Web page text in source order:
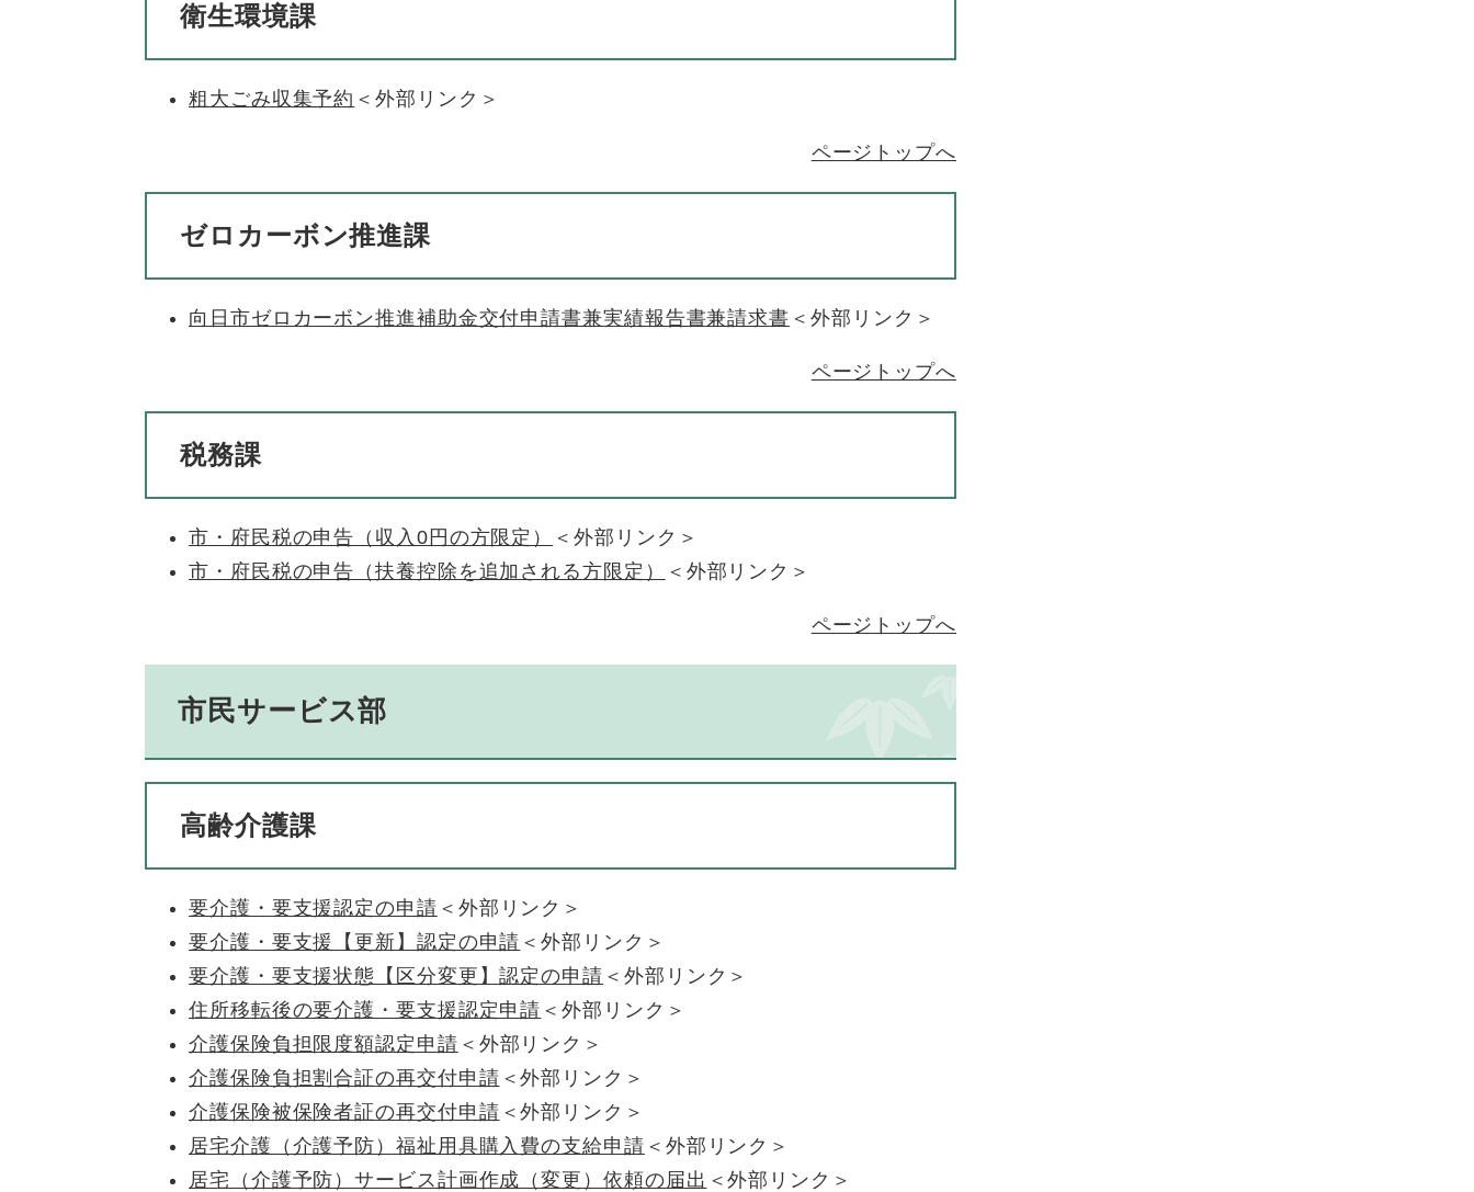
衛生環境課
粗大ごみ収集予約 ＜外部リンク＞
ページトップへ
ゼロカーボン推進課
向日市ゼロカーボン推進補助金交付申請書兼実績報告書兼請求書 ＜外部リンク＞
ページトップへ
税務課
市・府民税の申告（収入0円の方限定）
＜外部リンク＞
市・府民税の申告（扶養控除を追加される方限定）
＜外部リンク＞
ページトップへ
市民サービス部
高齢介護課
要介護・要支援認定の申請 ＜外部リンク＞
要介護・要支援【更新】認定の申請 ＜外部リンク＞
要介護・要支援状態【区分変更】認定の申請 ＜外部リンク＞
住所移転後の要介護・要支援認定申請 ＜外部リンク＞
介護保険負担限度額認定申請 ＜外部リンク＞
介護保険負担割合証の再交付申請 ＜外部リンク＞
介護保険被保険者証の再交付申請 ＜外部リンク＞
居宅介護（介護予防）福祉用具購入費の支給申請 ＜外部リンク＞
居宅（介護予防）サービス計画作成（変更）依頼の届出 ＜外部リンク＞